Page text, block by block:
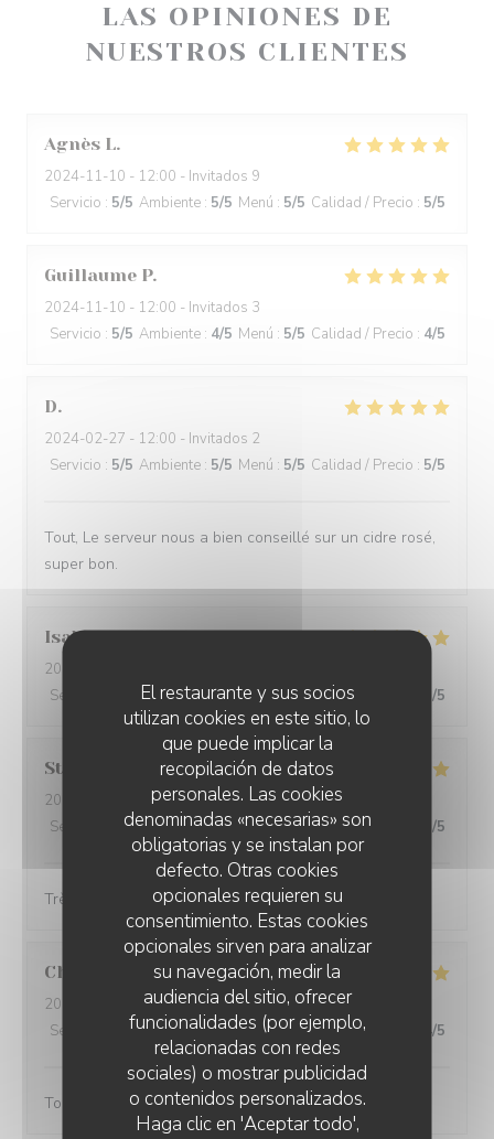
El restaurante y sus socios
utilizan cookies en este sitio, lo
que puede implicar la
recopilación de datos
personales. Las cookies
denominadas «necesarias» son
obligatorias y se instalan por
defecto. Otras cookies
opcionales requieren su
consentimiento. Estas cookies
opcionales sirven para analizar
su navegación, medir la
audiencia del sitio, ofrecer
funcionalidades (por ejemplo,
relacionadas con redes
sociales) o mostrar publicidad
o contenidos personalizados.
Haga clic en 'Aceptar todo',
LAS OPINIONES DE
NUESTROS CLIENTES
Agnès L
2024-11-10 - 12:00 - Invitados 9
Servicio : 5/5 Ambiente : 5/5 Menú : 5/5 Calidad / Precio : 5/5
Guillaume P
2024-11-10 - 12:00 - Invitados 3
Servicio : 5/5 Ambiente : 4/5 Menú : 5/5 Calidad / Precio : 4/5
D
2024-02-27 - 12:00 - Invitados 2
Servicio : 5/5 Ambiente : 5/5 Menú : 5/5 Calidad / Precio : 5/5
Tout, Le serveur nous a bien conseillé sur un cidre rosé,
super bon.
Isabelle R
2024-02-22
Servicio
Ambiente: 5/5 Menú: 5/5 Calidad / Precio /5
Stéphanie
2024-02-25
- 12:00 - Invitados 4
Servicio
/5 Ambiente:5/5 Menú:5/5 Calidad / Precio /5
Très belle présentation et très bon produit
Christine
2024-02-25
- 18:45 - Invitados 3
Servicio
/5 Ambiente: 4/5 Menú:5 /5 Calidad / Precio 4/5
Toujours aussi bonnes galettes et accueil au top!